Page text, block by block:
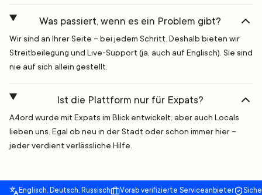
Was passiert, wenn es ein Problem gibt?
Wir sind an Ihrer Seite – bei jedem Schritt. Deshalb bieten wir
Streitbeilegung und Live-Support (ja, auch auf Englisch). Sie sind
nie auf sich allein gestellt.
Ist die Plattform nur für Expats?
A4ord wurde mit Expats im Blick entwickelt, aber auch Locals
lieben uns. Egal ob neu in der Stadt oder schon immer hier –
jeder verdient verlässliche Hilfe.
Englisch, Deutsch, Russisch Vorab verifizierte Serviceanbieter